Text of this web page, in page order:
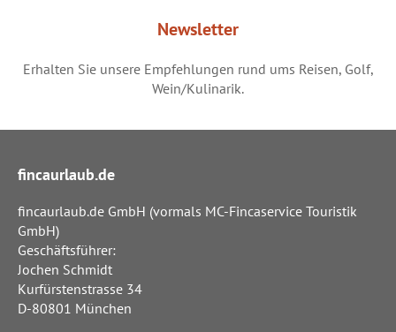
Newsletter
Erhalten Sie unsere Empfehlungen rund ums Reisen, Golf,
Wein/Kulinarik.
fincaurlaub.de
fincaurlaub.de GmbH (vormals MC-Fincaservice Touristik
GmbH)
Geschäftsführer:
Jochen Schmidt
Kurfürstenstrasse 34
D-80801 München